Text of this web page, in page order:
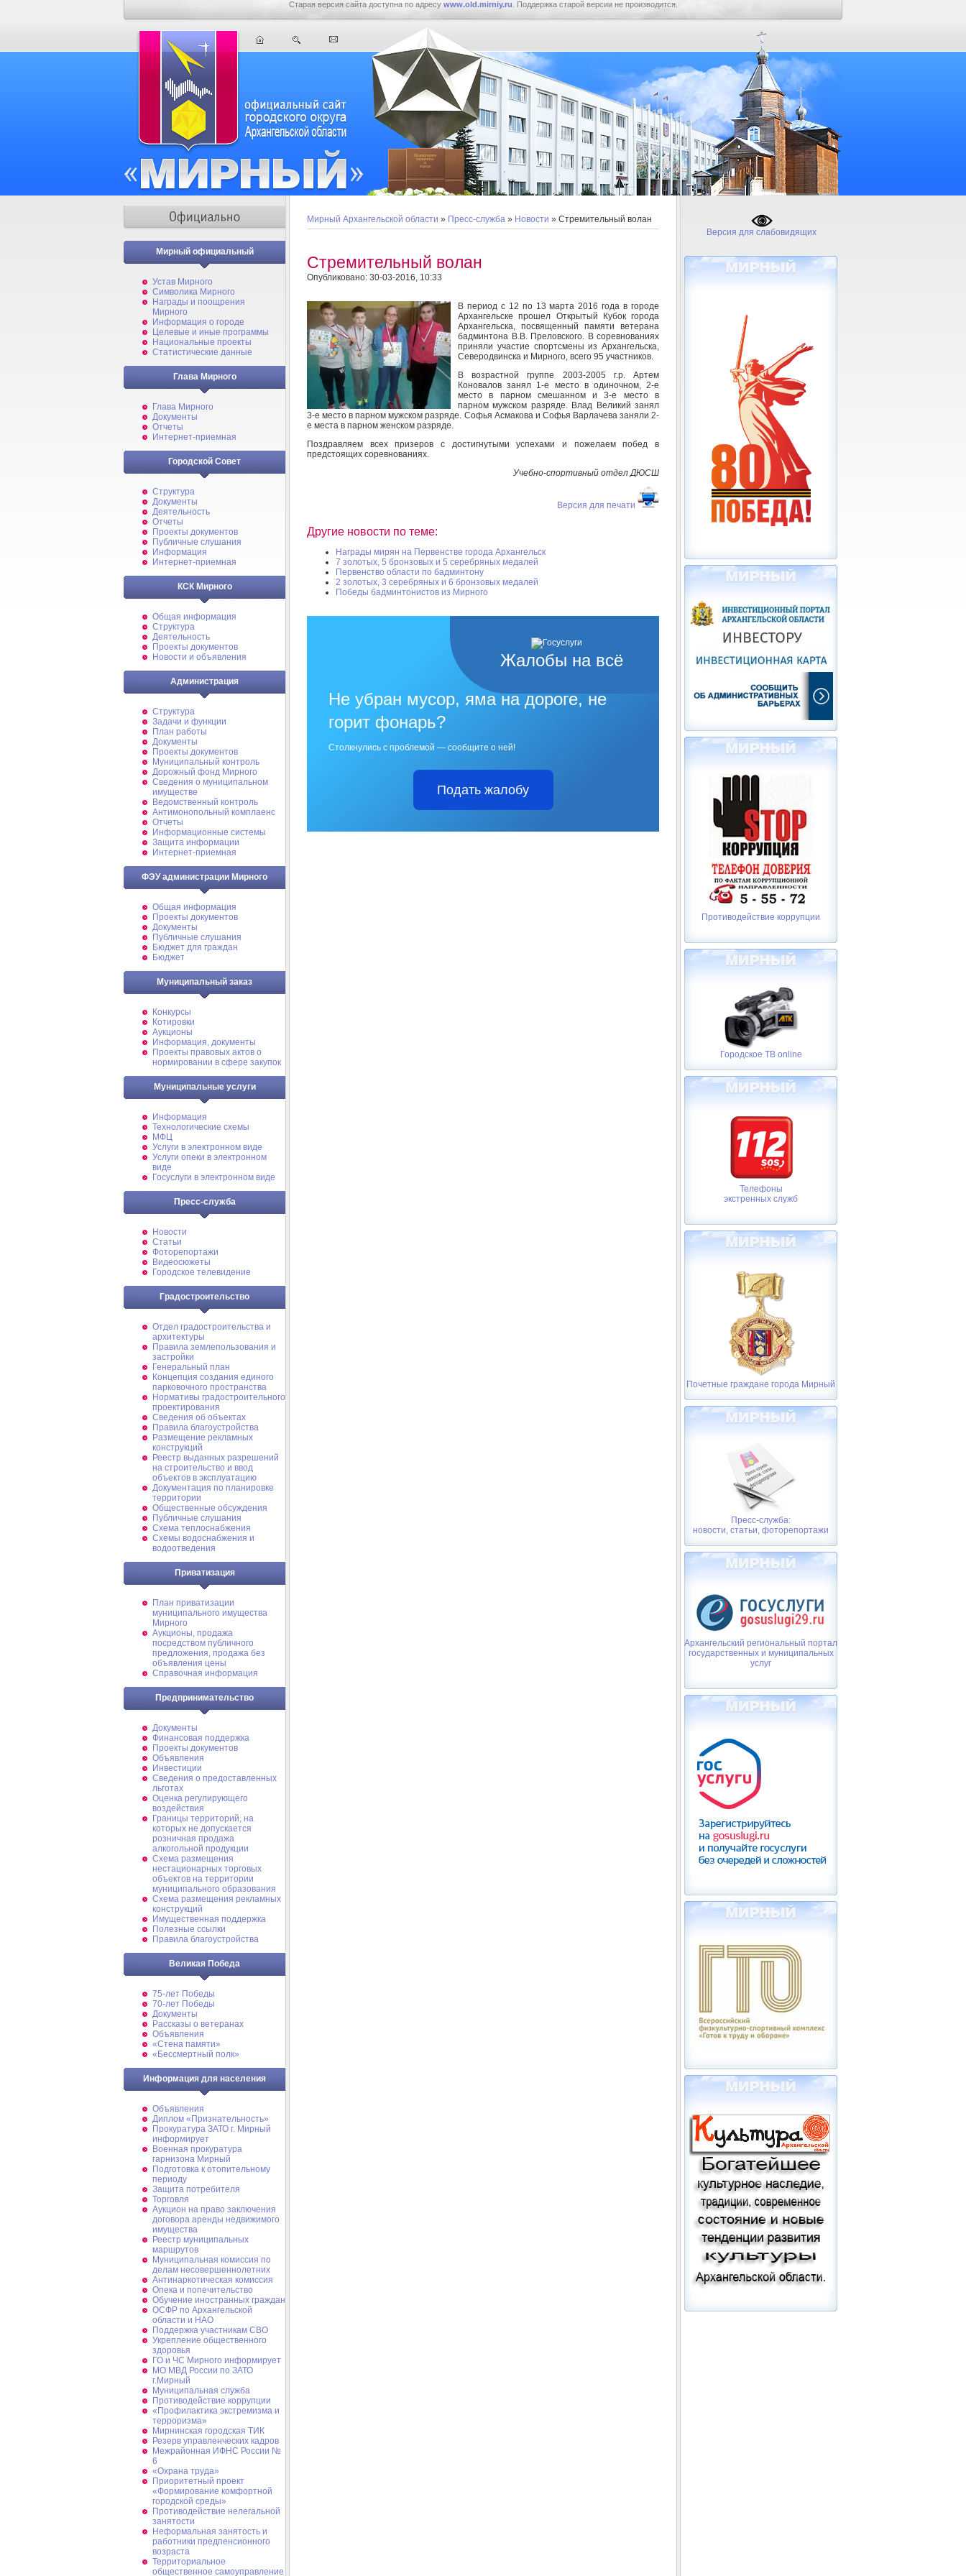
Старая версия сайта доступна по адресу www.old.mirniy.ru . Поддержка старой версии не производится.
Мирный официальный
Устав Мирного
Символика Мирного
Награды и поощрения
Мирного
Информация о городе
Целевые и иные программы
Национальные проекты
Статистические данные
Глава Мирного
Глава Мирного
Документы
Отчеты
Интернет-приемная
Городской Совет
Структура
Документы
Деятельность
Отчеты
Проекты документов
Публичные слушания
Информация
Интернет-приемная
КСК Мирного
Общая информация
Структура
Деятельность
Проекты документов
Новости и объявления
Администрация
Структура
Задачи и функции
План работы
Документы
Проекты документов
Муниципальный контроль
Дорожный фонд Мирного
Cведения о муниципальном
имуществе
Ведомственный контроль
Антимонопольный комплаенс
Отчеты
Информационные системы
Защита информации
Интернет-приемная
ФЭУ администрации Мирного
Общая информация
Проекты документов
Документы
Публичные слушания
Бюджет для граждан
Бюджет
Муниципальный заказ
Конкурсы
Котировки
Аукционы
Информация, документы
Проекты правовых актов о
нормировании в сфере закупок
Муниципальные услуги
Информация
Технологические схемы
МФЦ
Услуги в электронном виде
Услуги опеки в электронном
виде
Госуслуги в электронном виде
Пресс-служба
Новости
Статьи
Фоторепортажи
Видеосюжеты
Городское телевидение
Градостроительство
Отдел градостроительства и
архитектуры
Правила землепользования и
застройки
Генеральный план
Концепция создания единого
парковочного пространства
Нормативы градостроительного
проектирования
Сведения об объектах
Правила благоустройства
Размещение рекламных
конструкций
Реестр выданных разрешений
на строительство и ввод
объектов в эксплуатацию
Документация по планировке
территории
Общественные обсуждения
Публичные слушания
Схема теплоснабжения
Схемы водоснабжения и
водоотведения
Приватизация
План приватизации
муниципального имущества
Мирного
Аукционы, продажа
посредством публичного
предложения, продажа без
объявления цены
Справочная информация
Предпринимательство
Документы
Финансовая поддержка
Проекты документов
Объявления
Инвестиции
Сведения о предоставленных
льготах
Оценка регулирующего
воздействия
Границы территорий, на
которых не допускается
розничная продажа
алкогольной продукции
Схема размещения
нестационарных торговых
объектов на территории
муниципального образования
Схема размещения рекламных
конструкций
Имущественная поддержка
Полезные ссылки
Правила благоустройства
Великая Победа
75-лет Победы
70-лет Победы
Документы
Рассказы о ветеранах
Объявления
«Стена памяти»
«Бессмертный полк»
Информация для населения
Объявления
Диплом «Признательность»
Прокуратура ЗАТО г. Мирный
информирует
Военная прокуратура
гарнизона Мирный
Подготовка к отопительному
периоду
Защита потребителя
Торговля
Аукцион на право заключения
договора аренды недвижимого
имущества
Реестр муниципальных
маршрутов
Муниципальная комиссия по
делам несовершеннолетних
Антинаркотическая комиссия
Опека и попечительство
Обучение иностранных граждан
ОСФР по Архангельской
области и НАО
Поддержка участникам СВО
Укрепление общественного
здоровья
ГО и ЧС Мирного информирует
МО МВД России по ЗАТО
г.Мирный
Муниципальная cлужба
Противодействие коррупции
«Профилактика экстремизма и
терроризма»
Мирнинская городская ТИК
Резерв управленческих кадров
Межрайонная ИФНС России №
6
«Охрана труда»
Приоритетный проект
«Формирование комфортной
городской среды»
Противодействие нелегальной
занятости
Неформальная занятость и
работники предпенсионного
возраста
Территориальное
общественное самоуправление
Мирный Архангельской области » Пресс-служба » Новости » Стремительный волан
Стремительный волан
Опубликовано: 30-03-2016, 10:33
В период с 12 по 13 марта 2016 года в городе
Архангельске прошел Открытый Кубок города
Архангельска, посвященный памяти ветерана
бадминтона В.В. Преловского. В соревнованиях
приняли участие спортсмены из Архангельска,
Северодвинска и Мирного, всего 95 участников.
В возрастной группе 2003-2005 г.р. Артем
Коновалов занял 1-е место в одиночном, 2-е
место в парном смешанном и 3-е место в
парном мужском разряде. Влад Великий занял
3-е место в парном мужском разряде. Софья Асмакова и Софья Варлачева заняли 2-
е места в парном женском разряде.
Поздравляем всех призеров с достигнутыми успехами и пожелаем побед в
предстоящих соревнованиях.
Учебно-спортивный отдел ДЮСШ
Версия для печати
Другие новости по теме:
Награды мирян на Первенстве города Архангельск
7 золотых, 5 бронзовых и 5 серебряных медалей
Первенство области по бадминтону
2 золотых, 3 серебряных и 6 бронзовых медалей
Победы бадминтонистов из Мирного
Жалобы на всё
Не убран мусор, яма на дороге, не
горит фонарь?
Столкнулись с проблемой — сообщите о ней!
Подать жалобу
Версия для слабовидящих
Противодействие коррупции
Городское ТВ online
Телефоны
экстренных служб
Почетные граждане города Мирный
Пресс-служба:
новости, статьи, фоторепортажи
Архангельский региональный портал
государственных и муниципальных
услуг